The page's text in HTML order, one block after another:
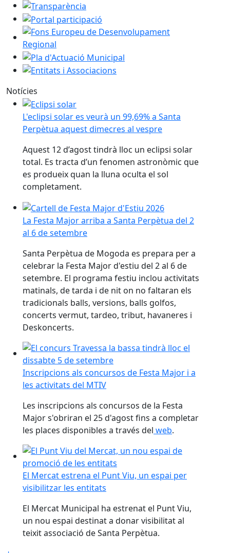
Notícies
L'eclipsi solar es veurà un 99,69% a Santa Perpètua
L'eclipsi solar es veurà un 99,69% a Santa
Perpètua aquest dimecres al vespre
Aquest 12 d’agost tindrà lloc un eclipsi solar
total. Es tracta d’un fenomen astronòmic que
es produeix quan la lluna oculta el sol
completament.
La Festa Major arriba a Santa Perpètua del 2 al 6 de
La Festa Major arriba a Santa Perpètua del 2
al 6 de setembre
Santa Perpètua de Mogoda es prepara per a
celebrar la Festa Major d'estiu del 2 al 6 de
setembre. El programa festiu inclou activitats
matinals, de tarda i de nit on no faltaran els
tradicionals balls, versions, balls golfos,
concerts vermut, tardeo, tribut, havaneres i
Deskoncerts.
Inscripcions als concursos de Festa Major i a les
Inscripcions als concursos de Festa Major i a
les activitats del MTIV
Les inscripcions als concursos de la Festa
Major s'obriran el 25 d'agost fins a completar
les places disponibles a través del web.
El Mercat estrena el Punt Viu, un espai per
El Mercat estrena el Punt Viu, un espai per
visibilitzar les entitats
El Mercat Municipal ha estrenat el Punt Viu,
un nou espai destinat a donar visibilitat al
teixit associació de Santa Perpètua.